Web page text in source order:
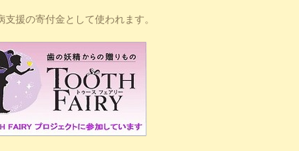
援の寄付金として使われます。